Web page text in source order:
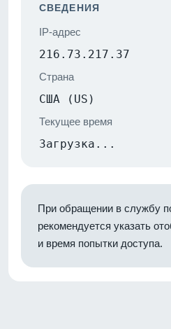
СВЕДЕНИЯ
IP-адрес
216.73.217.37
Страна
США (US)
Текущее время
Загрузка...
При обращении в службу
рекомендуется указать
и время попытки доступа.